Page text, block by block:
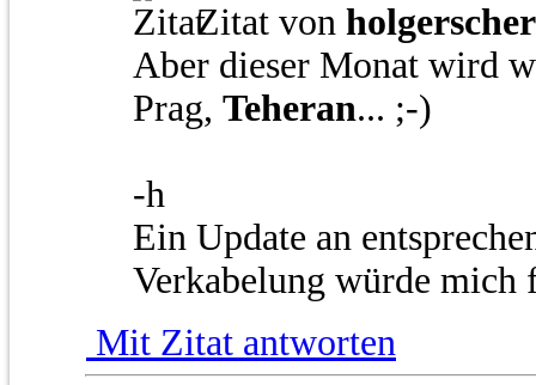
Zitat von
Aber dieser Monat wird
Prag, Teheran... ;-)
-h
Ein Update an
Verkabelung würde mich
Mit Zitat antworten